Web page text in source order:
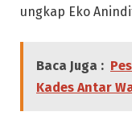
ungkap Eko
Baca Juga :
Kades Antar